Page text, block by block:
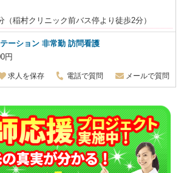
稲村クリニック前バス停より徒歩2分）
ーション 非常勤 訪問看護
円
求人を保存 電話で質問 メールで質問